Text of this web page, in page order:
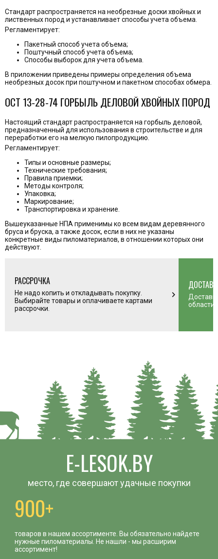
Стандарт распространяется на необрезные доски хвойных и
лиственных пород и устанавливает способы учета объема.
Регламентирует:
Пакетный способ учета объема;
Поштучный способ учета объема;
Способы выборок для учета объема.
В приложении приведены примеры определения объема
необрезных досок при поштучном и пакетном способах обмера.
ОСТ 13-28-74 ГОРБЫЛЬ ДЕЛОВОЙ ХВОЙНЫХ ПОРОД
Настоящий стандарт распространяется на горбыль деловой,
предназначенный для использования в строительстве и для
переработки его на мелкую пилопродукцию.
Регламентирует:
Типы и основные размеры;
Технические требования;
Правила приемки;
Методы контроля;
Упаковка;
Маркирование;
Транспортировка и хранение.
Вышеуказанные НПА применимы ко всем видам деревянного
бруса и бруска, а также досок, если в них не указаны
конкретные виды пиломатериалов, в отношении которых они
действуют.
РАССРОЧКА
Не надо копить и откладывать покупку.
Выбирайте товары и оплачиваете картами
рассрочки.
chevron_right
области
E-LESOK.BY
место, где совершают удачные покупки
900+
товаров в нашем ассортименте. Вы обязательно найдете
нужные пиломатериалы. Не нашли - мы расширим
ассортимент!